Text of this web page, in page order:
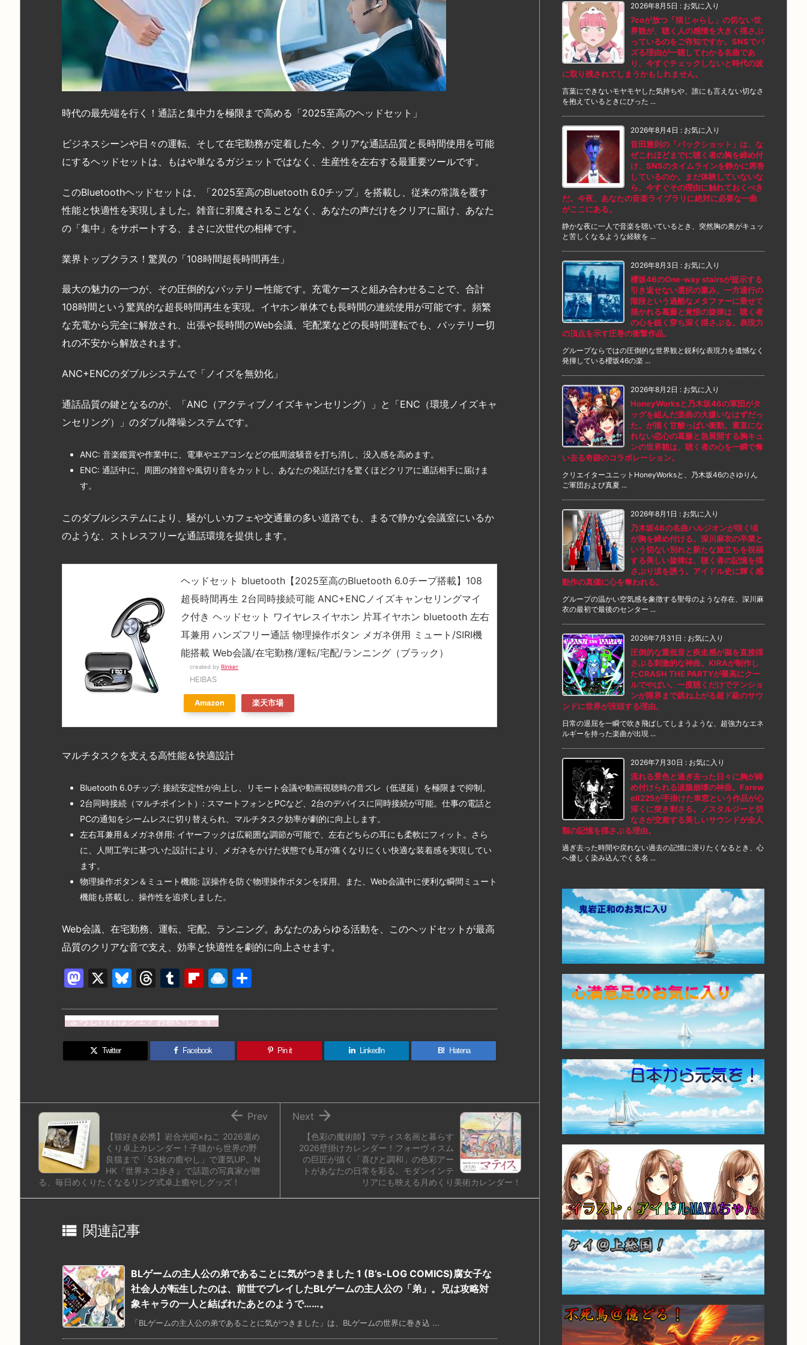
時代の最先端を行く！通話と集中力を極限まで高める「2025至高のヘッドセット」
ビジネスシーンや日々の運転、そして在宅勤務が定着した今、クリアな通話品質と長時間使用を可能
にするヘッドセットは、もはや単なるガジェットではなく、生産性を左右する最重要ツールです。
このBluetoothヘッドセットは、「2025至高のBluetooth 6.0チップ」を搭載し、従来の常識を覆す
性能と快適性を実現しました。雑音に邪魔されることなく、あなたの声だけをクリアに届け、あなた
の「集中」をサポートする、まさに次世代の相棒です。
業界トップクラス！驚異の「108時間超長時間再生」
最大の魅力の一つが、その圧倒的なバッテリー性能です。充電ケースと組み合わせることで、合計
108時間という驚異的な超長時間再生を実現。イヤホン単体でも長時間の連続使用が可能です。頻繁
な充電から完全に解放され、出張や長時間のWeb会議、宅配業などの長時間運転でも、バッテリー切
れの不安から解放されます。
ANC+ENCのダブルシステムで「ノイズを無効化」
通話品質の鍵となるのが、「ANC（アクティブノイズキャンセリング）」と「ENC（環境ノイズキャ
ンセリング）」のダブル降噪システムです。
ANC: 音楽鑑賞や作業中に、電車やエアコンなどの低周波騒音を打ち消し、没入感を高めます。
ENC: 通話中に、周囲の雑音や風切り音をカットし、あなたの発話だけを驚くほどクリアに通話相手に届けま
す。
このダブルシステムにより、騒がしいカフェや交通量の多い道路でも、まるで静かな会議室にいるか
のような、ストレスフリーな通話環境を提供します。
ヘッドセット bluetooth【2025至高のBluetooth 6.0チープ搭載】108
超長時間再生 2台同時接続可能 ANC+ENCノイズキャンセリングマイ
ク付き ヘッドセット ワイヤレスイヤホン 片耳イヤホン bluetooth 左右
耳兼用 ハンズフリー通話 物理操作ボタン メガネ併用 ミュート/SIRI機
能搭載 Web会議/在宅勤務/運転/宅配/ランニング（ブラック）
created by Rinker
HEIBAS
Amazon 楽天市場
マルチタスクを支える高性能＆快適設計
Bluetooth 6.0チップ: 接続安定性が向上し、リモート会議や動画視聴時の音ズレ（低遅延）を極限まで抑制。
2台同時接続（マルチポイント）: スマートフォンとPCなど、2台のデバイスに同時接続が可能。仕事の電話と
PCの通知をシームレスに切り替えられ、マルチタスク効率が劇的に向上します。
左右耳兼用＆メガネ併用: イヤーフックは広範囲な調節が可能で、左右どちらの耳にも柔軟にフィット。さら
に、人間工学に基づいた設計により、メガネをかけた状態でも耳が痛くなりにくい快適な装着感を実現してい
ます。
物理操作ボタン＆ミュート機能: 誤操作を防ぐ物理操作ボタンを採用。また、Web会議中に便利な瞬間ミュート
機能も搭載し、操作性を追求しました。
Web会議、在宅勤務、運転、宅配、ランニング。あなたのあらゆる活動を、このヘッドセットが最高
品質のクリアな音で支え、効率と快適性を劇的に向上させます。
M
st
o
d
X
Bl
e
s
k
T
e
a
d
T
m
bl
r
Fl
b
o
ar
R
n
dr
o
よろしければシェアお願いします
Twitter Facebook Pin it LinkedIn B! Hatena
【色彩の魔術師】マティス名画と暮らす
2026壁掛けカレンダー！フォーヴィスム
の巨匠が描く「喜びと調和」の色彩アー
トがあなたの日常を彩る。モダンインテ
リアにも映える月めくり美術カレンダー！

Next
【猫好き必携】岩合光昭×ねこ 2026週め
くり卓上カレンダー！子猫から世界の野
良猫まで「53枚の癒やし」で運気UP。N
HK『世界ネコ歩き』で話題の写真家が贈
る、毎日めくりたくなるリング式卓上癒やしグッズ！
 Prev
 関連記事
BLゲームの主人公の弟であることに気がつきました 1 (B’s-LOG COMICS)腐女子な
社会人が転生したのは、前世でプレイしたBLゲームの主人公の「弟」。兄は攻略対
象キャラの一人と結ばれたあとのようで……。
「BLゲームの主人公の弟であることに気がつきました」は、BLゲームの世界に巻き込 ...
2026年8月5日 : お気に入り
7coが放つ「猫じゃらし」の切ない世
界観が、聴く人の感情を大きく揺さぶ
っているのをご存知ですか。SNSでバ
ズる理由が一聴してわかる名曲であ
り、今すぐチェックしないと時代の波
に取り残されてしまうかもしれません。
言葉にできないモヤモヤした気持ちや、誰にも言えない切なさ
を抱えているときにぴった ...
2026年8月4日 : お気に入り
音田雅則の「バックショット」は、な
ぜこれほどまでに聴く者の胸を締め付
け、SNSのタイムラインを静かに席巻
しているのか。まだ体験していないな
ら、今すぐその理由に触れておくべき
だ。今夜、あなたの音楽ライブラリに絶対に必要な一曲
がここにある。
静かな夜に一人で音楽を聴いているとき、突然胸の奥がキュッ
と苦しくなるような経験を ...
2026年8月3日 : お気に入り
櫻坂46のOne-way stairsが提示する
引き返せない選択の重み。一方通行の
階段という過酷なメタファーに乗せて
描かれる葛藤と覚悟の旋律は、聴く者
の心を鋭く穿ち深く揺さぶる。表現力
の頂点を示す圧巻の衝撃作品。
グループならではの圧倒的な世界観と鋭利な表現力を遺憾なく
発揮している櫻坂46の楽 ...
2026年8月2日 : お気に入り
HoneyWorksと乃木坂46の軍団がタ
ッグを組んだ楽曲の大嫌いなはずだっ
た。が描く甘酸っぱい衝動。素直にな
れない恋心の葛藤と急展開する胸キュ
ンの世界観は、聴く者の心を一瞬で奪
い去る奇跡のコラボレーション。
クリエイターユニットHoneyWorksと、乃木坂46のさゆりん
ご軍団および真夏 ...
2026年8月1日 : お気に入り
乃木坂46の名曲ハルジオンが咲く頃
が胸を締め付ける。深川麻衣の卒業と
いう切ない別れと新たな旅立ちを祝福
する美しい旋律は、聴く者の記憶を揺
さぶり涙を誘う。アイドル史に輝く感
動作の真価に心を奪われる。
グループの温かい空気感を象徴する聖母のような存在、深川麻
衣の最初で最後のセンター ...
2026年7月31日 : お気に入り
圧倒的な重低音と疾走感が脳を直接揺
さぶる刺激的な神曲。KIRAが制作し
たCRASH THE PARTYが最高にクー
ルでやばい。一度聴くだけでテンショ
ンが限界まで跳ね上がる超ド級のサウ
ンドに世界が没頭する理由。
日常の退屈を一瞬で吹き飛ばしてしまうような、超強力なエネ
ルギーを持った楽曲が出現 ...
2026年7月30日 : お気に入り
流れる景色と過ぎ去った日々に胸が締
め付けられる涙腺崩壊の神曲。Farew
ell225が手掛けた車窓という作品が心
深くに突き刺さる。ノスタルジーと切
なさが交差する美しいサウンドが全人
類の記憶を揺さぶる理由。
過ぎ去った時間や戻れない過去の記憶に浸りたくなるとき、心
へ優しく染み込んでくる名 ...